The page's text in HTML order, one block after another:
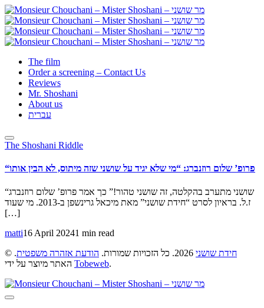
The film
Order a screening – Contact Us
Reviews
Mr. Shoshani
About us
עברית
The Shoshani Riddle
“פרופ’ שלום רוזנברג: “מי שלא יגיד על שושני שזה מיתוס, לא הבין אותו
“שושני מתערב בהקלטה, זה שושני טהור!” כך אמר פרופ’ שלום רוזנברג
ז.ל. בראיון לסרט “חידת שושני” מאת מיכאל גרינשפן ב-2013. מי שעוד
[…]
matti16 April 20241 min read
©
חידת שושני הודעת אזהרה משפטית.
Tobeweb.